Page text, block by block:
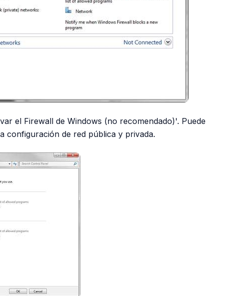
el Firewall de Windows (no recomendado)'. Puede
configuración de red pública y privada.